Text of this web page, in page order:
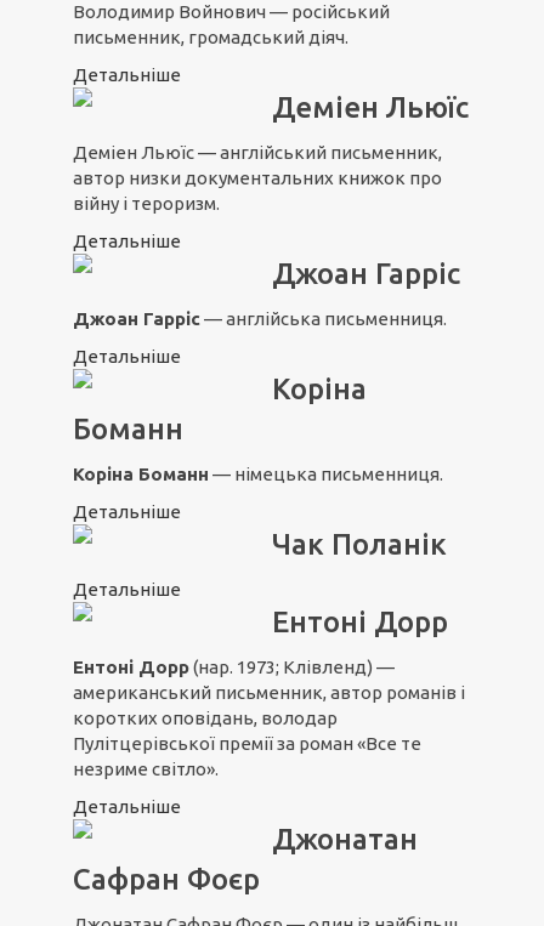
Володимир Войнович — російський
письменник, громадський діяч.
Детальніше
Деміен Льюїс
Деміен Льюїс — англійський письменник,
автор низки документальних книжок про
війну і тероризм.
Детальніше
Джоан Гарріс
Джоан Гарріс— англійська письменниця.
Детальніше
Коріна
Боманн
Коріна Боманн — німецька письменниця.
Детальніше
Чак Поланік
Детальніше
Ентоні Дорр
Ентоні Дорр(нар. 1973; Клівленд) —
американський письменник, автор романів і
коротких оповідань, володар
Пулітцерівської премії за роман «Все те
незриме світло».
Детальніше
Джонатан
Сафран Фоєр